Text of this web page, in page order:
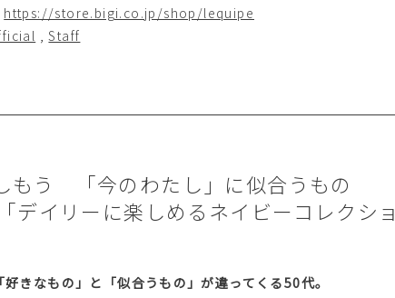
https://store.bigi.co.jp/shop/lequipe
,Staff
もう 「今のわたし」に似合うもの
イリーに楽しめるネイビーコレクショ
好きなもの」と「似合うもの」が違ってくる50代。